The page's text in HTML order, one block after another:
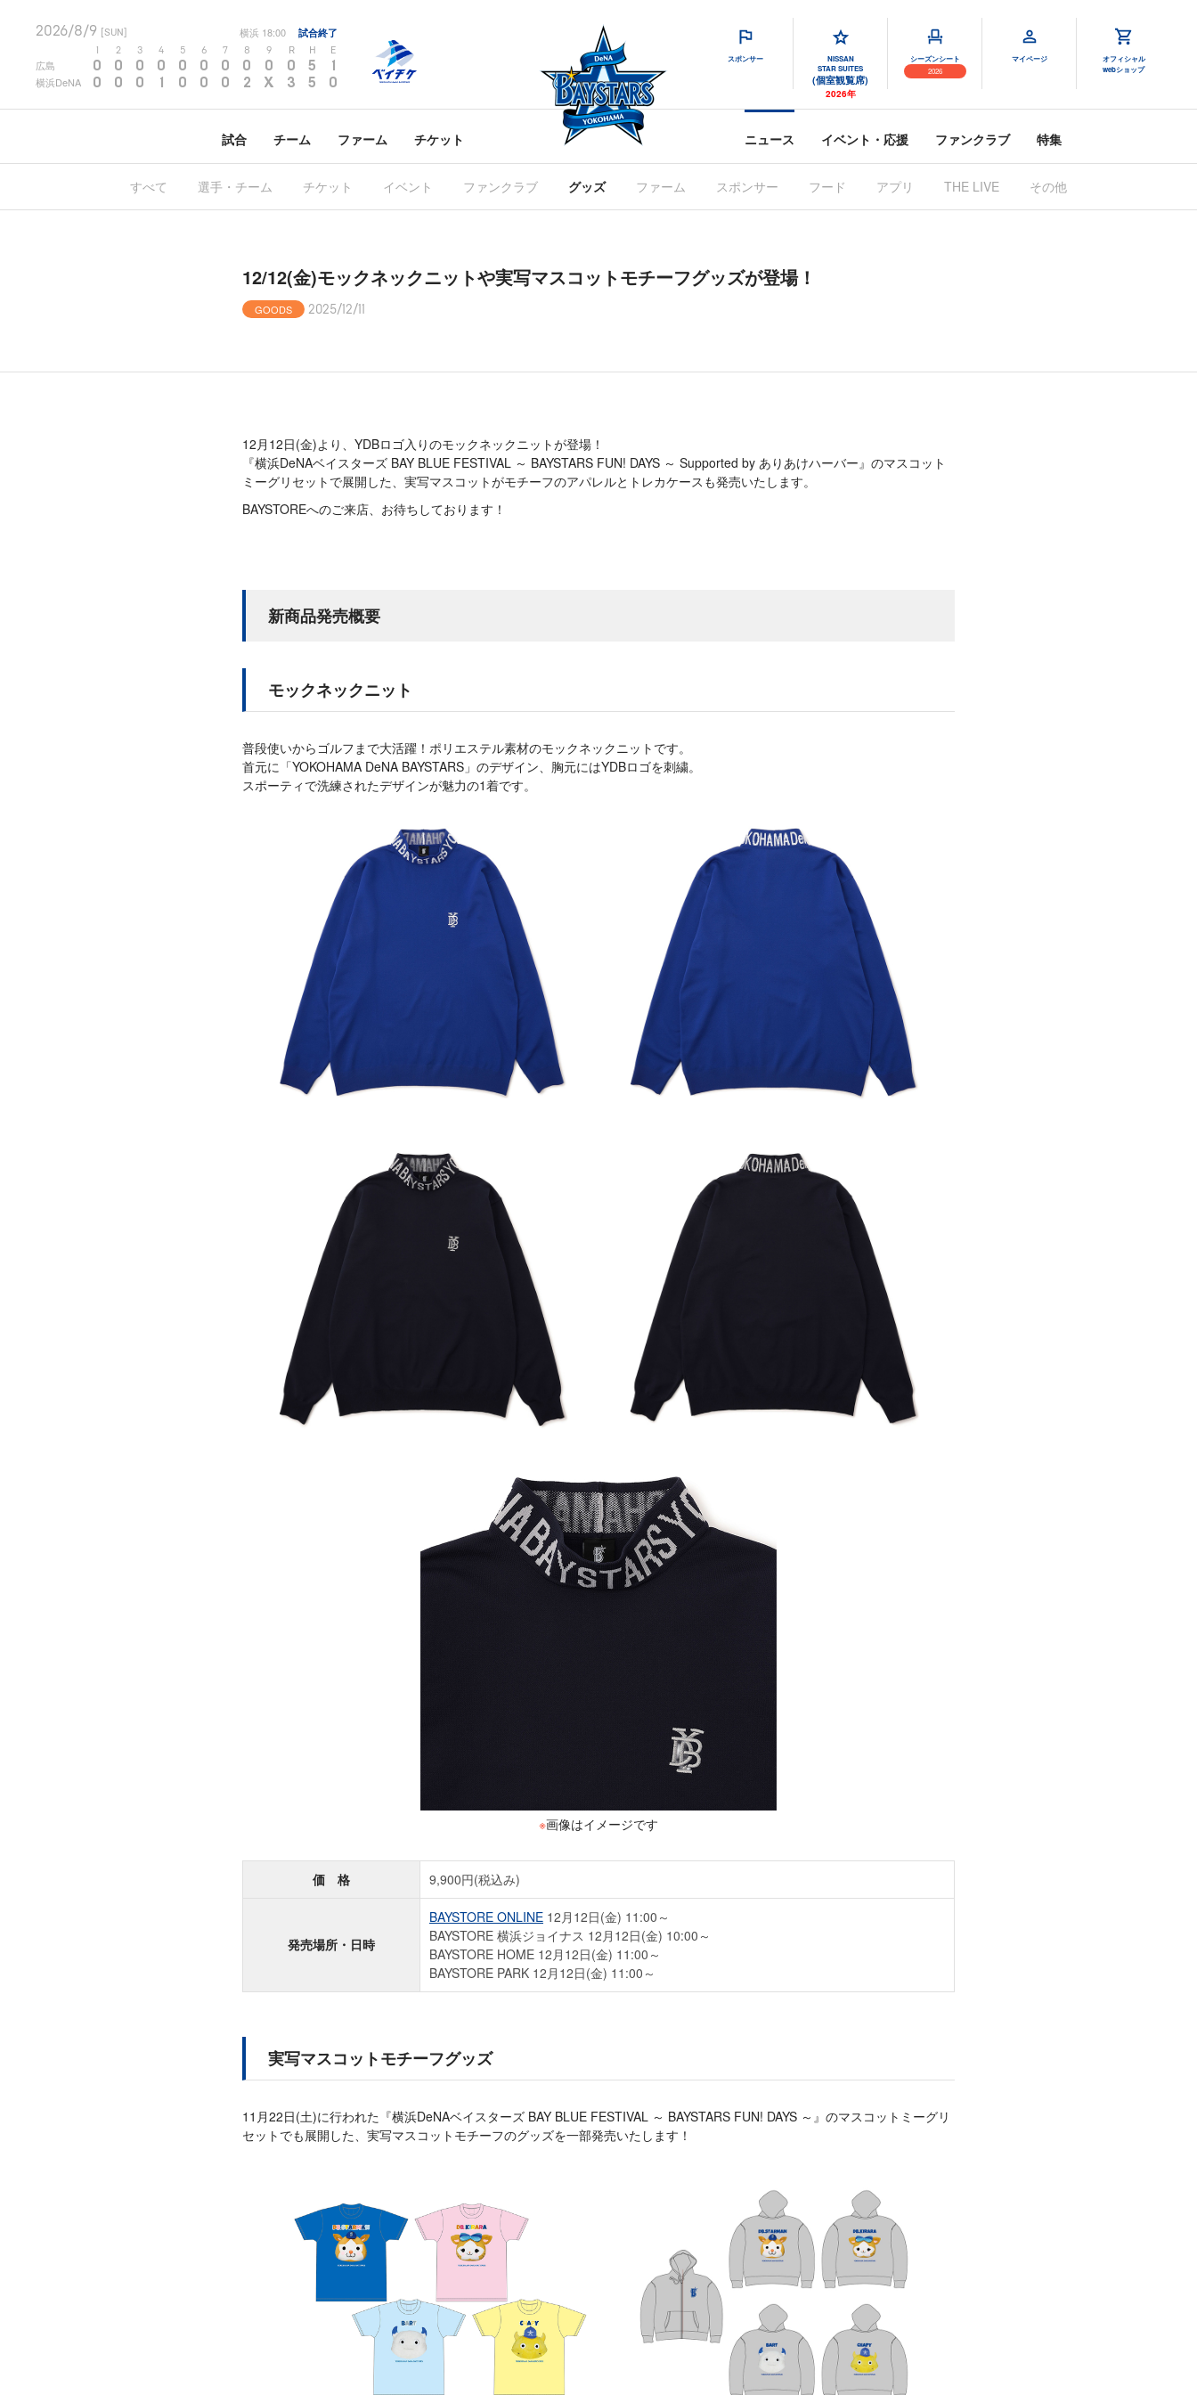
2026/8/9 [SUN] 横浜 18:00 試合終了
2 3 4 5 6 7 8 9 R H E
広島 0 0 0 0 0 0 0 0 0 0 5 1
横浜DeNA 0 0 0 1 0 0 0 2 X 3 5 0
スポンサー
NISSAN
STAR SUITES
(個室観覧席)
2026年
シーズンシート
2026
マイページ
オフィシャル
webショップ
試合 チーム ファーム チケット ニュース イベント・応援 ファンクラブ 特集
すべて 選手・チーム チケット イベント ファンクラブ グッズ ファーム スポンサー フード アプリ THE LIVE その他
12/12(金)モックネックニットや実写マスコットモチーフグッズが登場！
GOODS 2025/12/11
12月12日(金)より、YDBロゴ入りのモックネックニットが登場！
『横浜DeNAベイスターズ BAY BLUE FESTIVAL ～ BAYSTARS FUN! DAYS ～ Supported by ありあけハーバー』のマスコット
ミーグリセットで展開した、実写マスコットがモチーフのアパレルとトレカケースも発売いたします。
BAYSTOREへのご来店、お待ちしております！
新商品発売概要
モックネックニット
普段使いからゴルフまで大活躍！ポリエステル素材のモックネックニットです。
首元に「YOKOHAMA DeNA BAYSTARS」のデザイン、胸元にはYDBロゴを刺繍。
スポーティで洗練されたデザインが魅力の1着です。
※画像はイメージです
価 格 9,900円(税込み)
発売場所・日時
BAYSTORE ONLINE 12月12日(金) 11:00～
BAYSTORE 横浜ジョイナス 12月12日(金) 10:00～
BAYSTORE HOME 12月12日(金) 11:00～
BAYSTORE PARK 12月12日(金) 11:00～
実写マスコットモチーフグッズ
11月22日(土)に行われた『横浜DeNAベイスターズ BAY BLUE FESTIVAL ～ BAYSTARS FUN! DAYS ～』のマスコットミーグリ
セットでも展開した、実写マスコットモチーフのグッズを一部発売いたします！